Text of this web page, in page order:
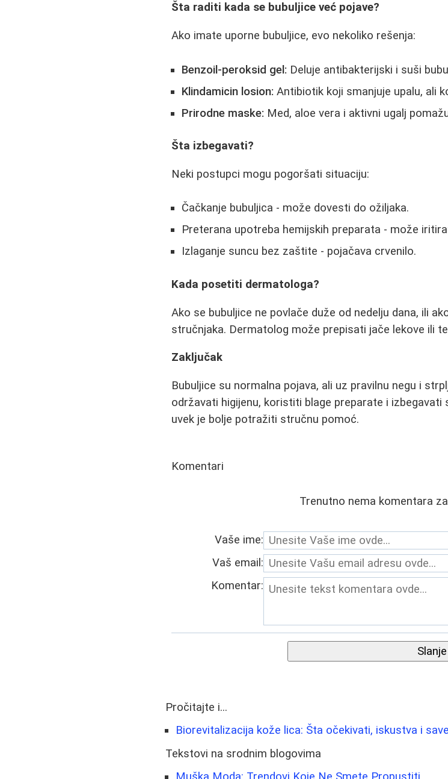
Šta raditi kada se bubuljice već pojave?
Ako imate uporne bubuljice, evo nekoliko rešenja:
Benzoil-peroksid gel: Deluje antibakterijski i suši
Klindamicin losion: Antibiotik koji smanjuje upalu, ali
Prirodne maske: Med, aloe vera i aktivni ugalj
Šta izbegavati?
Neki postupci mogu pogoršati situaciju:
Čačkanje bubuljica - može dovesti do ožiljaka.
Preterana upotreba hemijskih preparata - može
Izlaganje suncu bez zaštite - pojačava crvenilo.
Kada posetiti dermatologa?
Ako se bubuljice ne povlače duže od nedelju dana, ili
stručnjaka. Dermatolog može prepisati jače lekove ili
Zaključak
Bubuljice su normalna pojava, ali uz pravilnu negu i
održavati higijenu, koristiti blage preparate i
uvek je bolje potražiti stručnu pomoć.
Komentari
Trenutno nema komentara
Vaše ime:
Vaš email:
Komentar:
Pročitajte i...
Biorevitalizacija kože lica: Šta očekivati, iskustva i
Tekstovi na srodnim blogovima